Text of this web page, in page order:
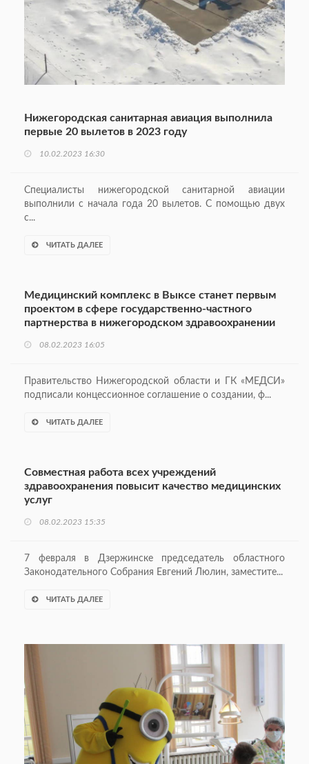
Нижегородская санитарная авиация выполнила
первые 20 вылетов в 2023 году
10.02.2023 16:30
Специалисты нижегородской санитарной авиации
выполнили с начала года 20 вылетов. С помощью двух
с...
ЧИТАТЬ ДАЛЕЕ
Медицинский комплекс в Выксе станет первым
проектом в сфере государственно-частного
партнерства в нижегородском здравоохранении
08.02.2023 16:05
Правительство Нижегородской области и ГК «МЕДСИ»
подписали концессионное соглашение о создании, ф...
ЧИТАТЬ ДАЛЕЕ
Совместная работа всех учреждений
здравоохранения повысит качество медицинских
услуг
08.02.2023 15:35
7 февраля в Дзержинске председатель областного
Законодательного Собрания Евгений Люлин, заместите...
ЧИТАТЬ ДАЛЕЕ